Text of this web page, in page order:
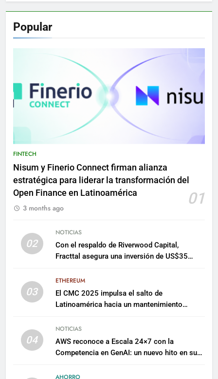
Popular
FINTECH
Nisum y Finerio Connect firman alianza
estratégica para liderar la transformación del
Open Finance en Latinoamérica
01
3 months ago
02
NOTICIAS
Con el respaldo de Riverwood Capital,
Fracttal asegura una inversión de US$35
03
ETHEREUM
El CMC 2025 impulsa el salto de
Latinoamérica hacia un mantenimiento
04
NOTICIAS
AWS reconoce a Escala 24×7 con la
Competencia en GenAI: un nuevo hito en su
AHORRO